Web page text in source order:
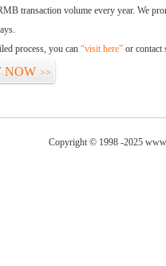
transaction volume every year. We
process, you can “visit here” or contact
NOW >>
Copyright © 1998 -2025